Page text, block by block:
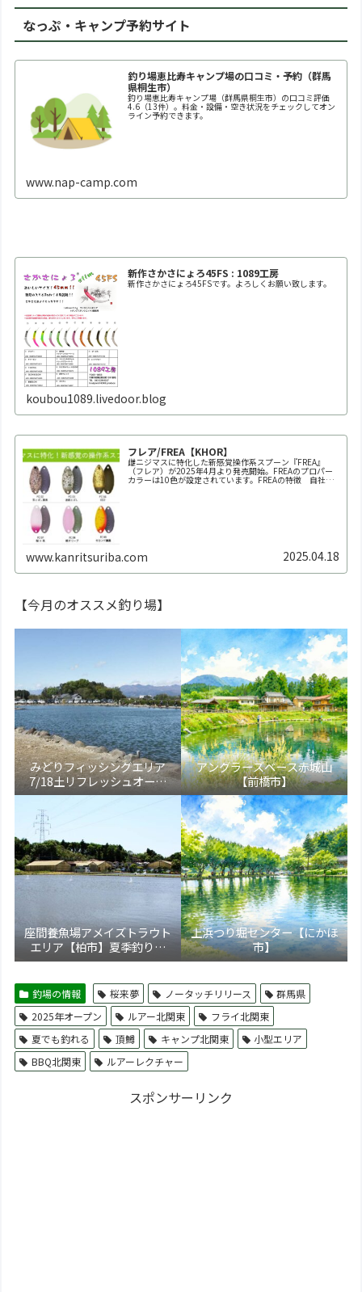
なっぷ・キャンプ予約サイト
釣り場恵比寿キャンプ場の口コミ・予約（群馬
県桐生市）
釣り場恵比寿キャンプ場（群馬県桐生市）の口コミ評価
4.6（13件）。料金・設備・空き状況をチェックしてオン
ライン予約できます。
www.nap-camp.com
新作さかさにょろ45FS : 1089工房
新作さかさにょろ45FSです。よろしくお願い致します。
koubou1089.livedoor.blog
フレア/FREA【KHOR】
雌ニジマスに特化した新感覚操作系スプーン『FREA』
（フレア）が2025年4月より発売開始。FREAのプロパー
カラーは10色が設定されています。FREAの特徴 自社養
www.kanritsuriba.com 2025.04.18
【今月のオススメ釣り場】
みどりフィッシングエリア
7/18土リフレッシュオープ
ン！【大田原市】
アングラーズベース赤城山
【前橋市】
座間養魚場アメイズトラウト
エリア【柏市】夏季釣り場
5/17より新装オープン！トラ
上浜つり堀センター【にかほ
市】
釣場の情報 桜来夢 ノータッチリリース
群馬県
2025年オープン
ルアー北関東
フライ北関東
夏でも釣れる
頂鱒 キャンプ北関東
小型エリア
BBQ北関東
ルアーレクチャー
スポンサーリンク